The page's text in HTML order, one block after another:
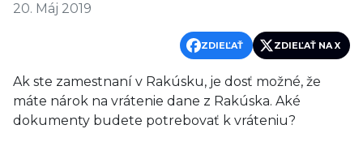
20. Máj 2019
ZDIEĽAŤ ZDIEĽAŤ NA X
Ak ste zamestnaní v Rakúsku, je dosť možné, že
máte nárok na vrátenie dane z Rakúska. Aké
dokumenty budete potrebovať k vráteniu?